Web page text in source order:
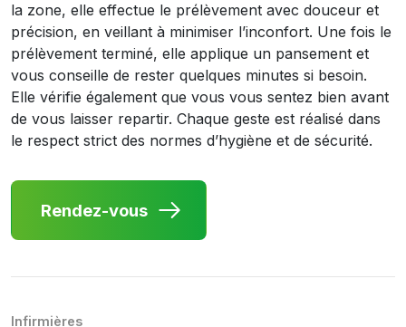
la zone, elle effectue le prélèvement avec douceur et
précision, en veillant à minimiser l’inconfort. Une fois le
prélèvement terminé, elle applique un pansement et
vous conseille de rester quelques minutes si besoin.
Elle vérifie également que vous vous sentez bien avant
de vous laisser repartir. Chaque geste est réalisé dans
le respect strict des normes d’hygiène et de sécurité.
Rendez-vous
Infirmières